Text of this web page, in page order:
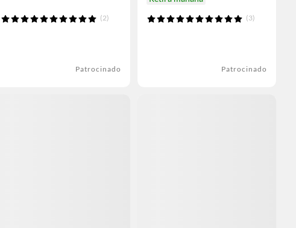
(2)
Patrocinado
(3)
Patrocinado